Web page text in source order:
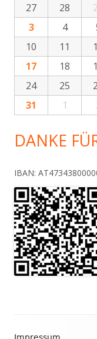
27
28
3
4
10
11
17
18
24
25
31
1
DANKE
IBAN:
Impressum